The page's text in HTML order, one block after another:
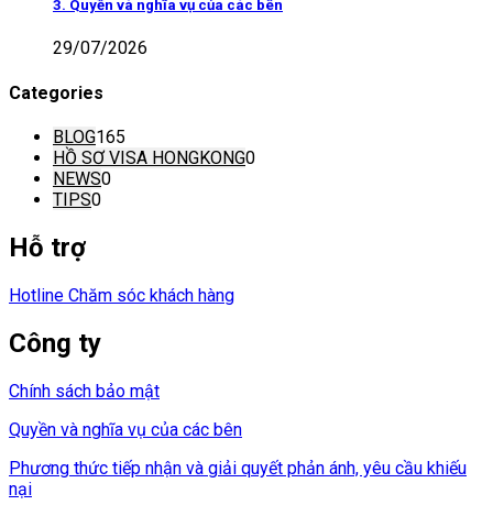
3. Quyền và nghĩa vụ của các bên
29/07/2026
Categories
BLOG165
HỒ SƠ VISA HONGKONG0
NEWS0
TIPS0
Hỗ trợ
Hotline Chăm sóc khách hàng
Công ty
Chính sách bảo mật
Quyền và nghĩa vụ của các bên
Phương thức tiếp nhận và giải quyết phản ánh, yêu cầu khiếu
nại